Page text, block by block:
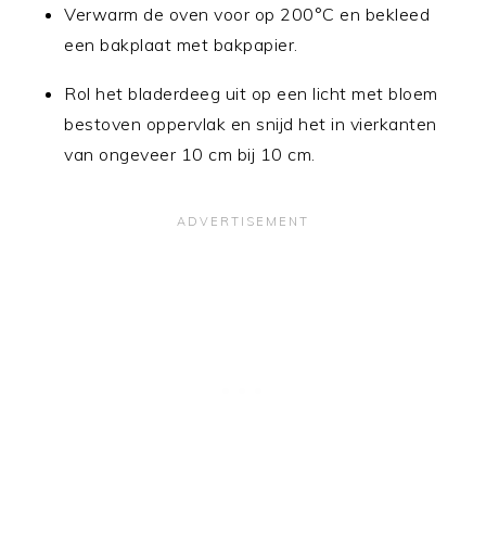
Verwarm de oven voor op 200°C en bekleed
een bakplaat met bakpapier.
Rol het bladerdeeg uit op een licht met bloem
bestoven oppervlak en snijd het in vierkanten
van ongeveer 10 cm bij 10 cm.